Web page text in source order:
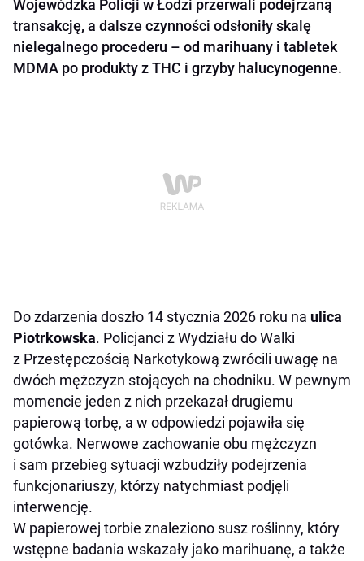
Wojewódzka Policji w Łodzi przerwali podejrzaną
transakcję, a dalsze czynności odsłoniły skalę
nielegalnego procederu – od marihuany i tabletek
MDMA po produkty z THC i grzyby halucynogenne.
Do zdarzenia doszło 14 stycznia 2026 roku na ulica
Piotrkowska. Policjanci z Wydziału do Walki
z Przestępczością Narkotykową zwrócili uwagę na
dwóch mężczyzn stojących na chodniku. W pewnym
momencie jeden z nich przekazał drugiemu
papierową torbę, a w odpowiedzi pojawiła się
gotówka. Nerwowe zachowanie obu mężczyzn
i sam przebieg sytuacji wzbudziły podejrzenia
funkcjonariuszy, którzy natychmiast podjęli
interwencję.
W papierowej torbie znaleziono susz roślinny, który
wstępne badania wskazały jako marihuanę, a także